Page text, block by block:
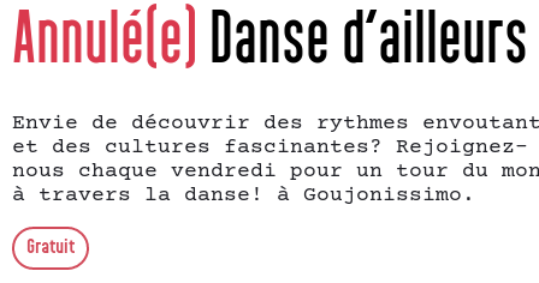
Annulé(e) Danse d’ailleurs
Envie de découvrir des rythmes
et des cultures fascinantes? Rejoignez-
nous chaque vendredi pour un tour du
à travers la danse! à Goujonissimo.
Gratuit